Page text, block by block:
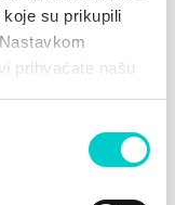
su prikupili
prihvaćate našu
i obavijestiti